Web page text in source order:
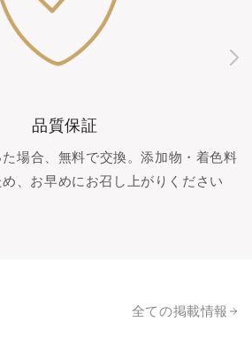
品質保証
場合、無料で交換。添加物・着色料
、お早めにお召し上がりください
全ての掲載情報